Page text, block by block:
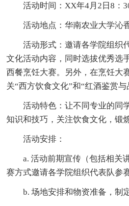
活动时间：XX年4月2日8：
活动地点：华南农业大学沁
活动形式：邀请各学院组织
文化活动内容，同时选拔优秀选
西餐烹饪大赛。另外，在烹饪大
关“西方饮食文化”和“红酒鉴赏与
活动特色：让不同专业的同
知识和技巧，关注饮食文化，锻
活动安排：
a. 活动前期宣传（包括相关
赛方式邀请各学院组织代表队参赛
b. 场地安排和物资准备，制定